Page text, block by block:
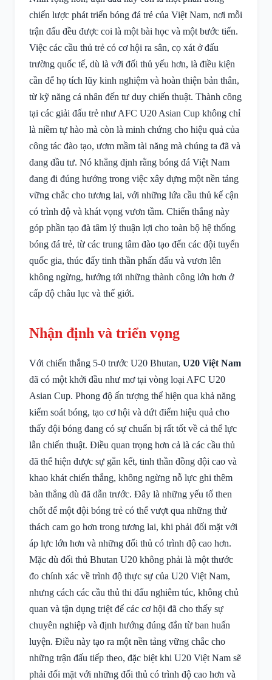
chiến lược phát triển bóng đá trẻ của Việt Nam, nơi mỗi
trận đấu đều được coi là một bài học và một bước tiến.
Việc các cầu thủ trẻ có cơ hội ra sân, cọ xát ở đấu
trường quốc tế, dù là với đối thủ yếu hơn, là điều kiện
cần để họ tích lũy kinh nghiệm và hoàn thiện bản thân,
từ kỹ năng cá nhân đến tư duy chiến thuật. Thành công
tại các giải đấu trẻ như AFC U20 Asian Cup không chỉ
là niềm tự hào mà còn là minh chứng cho hiệu quả của
công tác đào tạo, ươm mầm tài năng mà chúng ta đã và
đang đầu tư. Nó khẳng định rằng bóng đá Việt Nam
đang đi đúng hướng trong việc xây dựng một nền tảng
vững chắc cho tương lai, với những lứa cầu thủ kế cận
có trình độ và khát vọng vươn tầm. Chiến thắng này
góp phần tạo đà tâm lý thuận lợi cho toàn bộ hệ thống
bóng đá trẻ, từ các trung tâm đào tạo đến các đội tuyển
quốc gia, thúc đẩy tinh thần phấn đấu và vươn lên
không ngừng, hướng tới những thành công lớn hơn ở
cấp độ châu lục và thế giới.
Nhận định và triển vọng
Với chiến thắng 5-0 trước U20 Bhutan, U20 Việt Nam
đã có một khởi đầu như mơ tại vòng loại AFC U20
Asian Cup. Phong độ ấn tượng thể hiện qua khả năng
kiểm soát bóng, tạo cơ hội và dứt điểm hiệu quả cho
thấy đội bóng đang có sự chuẩn bị rất tốt về cả thể lực
lẫn chiến thuật. Điều quan trọng hơn cả là các cầu thủ
đã thể hiện được sự gắn kết, tinh thần đồng đội cao và
khao khát chiến thắng, không ngừng nỗ lực ghi thêm
bàn thắng dù đã dẫn trước. Đây là những yếu tố then
chốt để một đội bóng trẻ có thể vượt qua những thử
thách cam go hơn trong tương lai, khi phải đối mặt với
áp lực lớn hơn và những đối thủ có trình độ cao hơn.
Mặc dù đối thủ Bhutan U20 không phải là một thước
đo chính xác về trình độ thực sự của U20 Việt Nam,
nhưng cách các cầu thủ thi đấu nghiêm túc, không chủ
quan và tận dụng triệt để các cơ hội đã cho thấy sự
chuyên nghiệp và định hướng đúng đắn từ ban huấn
luyện. Điều này tạo ra một nền tảng vững chắc cho
những trận đấu tiếp theo, đặc biệt khi U20 Việt Nam sẽ
phải đối mặt với những đối thủ có trình độ cao hơn và